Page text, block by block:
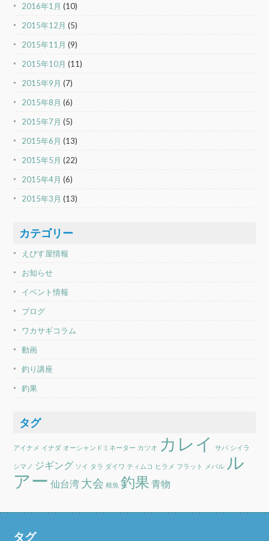
2016年1月 (10)
2015年12月 (5)
2015年11月 (9)
2015年10月 (11)
2015年9月 (7)
2015年8月 (6)
2015年7月 (5)
2015年6月 (13)
2015年5月 (22)
2015年4月 (6)
2015年3月 (13)
カテゴリー
えびす屋情報
お知らせ
イベント情報
ブログ
ワカサギコラム
動画
釣り講座
釣果
タグ
アイナメ イナダ オーシャンドミネーター カツオ カレイ サバ シイラ
シマノ ジギング ソイ タラ ダイワ ティムコ ヒラメ フラット メバル ル
アー 仙台湾 大会 根魚 釣果 青物
タグ